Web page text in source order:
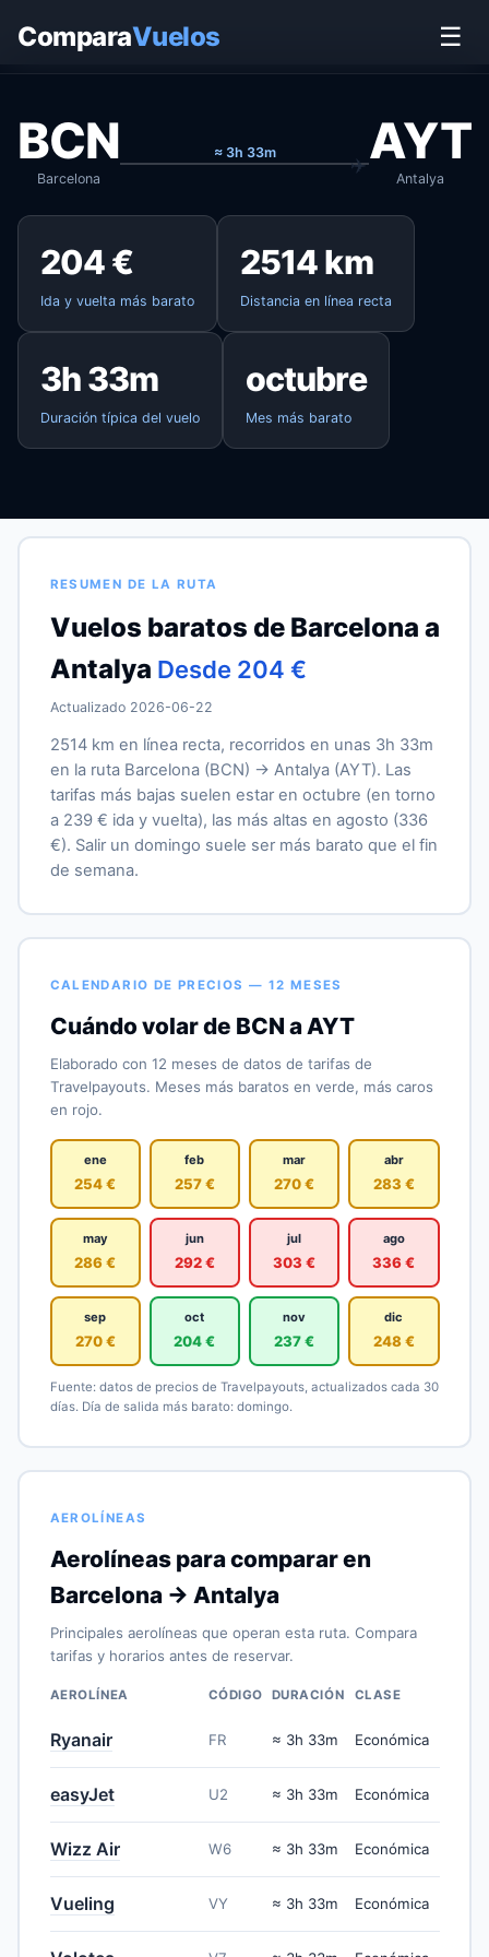
ComparaVuelos ☰
BCN
Barcelona
≈ 3h 33m AYT
Antalya
204 €
Ida y vuelta más barato
2514 km
Distancia en línea recta
3h 33m
Duración típica del vuelo
octubre
Mes más barato
RESUMEN DE LA RUTA
Vuelos baratos de Barcelona a
Antalya Desde 204 €
Actualizado 2026-06-22
2514 km en línea recta, recorridos en unas 3h 33m
en la ruta Barcelona (BCN) → Antalya (AYT). Las
tarifas más bajas suelen estar en octubre (en torno
a 239 € ida y vuelta), las más altas en agosto (336
€). Salir un domingo suele ser más barato que el fin
de semana.
CALENDARIO DE PRECIOS — 12 MESES
Cuándo volar de BCN a AYT
Elaborado con 12 meses de datos de tarifas de
Travelpayouts. Meses más baratos en verde, más caros
en rojo.
ene
254 €
feb
257 €
mar
270 €
abr
283 €
may
286 €
jun
292 €
jul
303 €
ago
336 €
sep
270 €
oct
204 €
nov
237 €
dic
248 €
Fuente: datos de precios de Travelpayouts, actualizados cada 30
días. Día de salida más barato: domingo.
AEROLÍNEAS
Aerolíneas para comparar en
Barcelona → Antalya
Principales aerolíneas que operan esta ruta. Compara
tarifas y horarios antes de reservar.
AEROLÍNEA CÓDIGO DURACIÓN CLASE
Ryanair FR ≈ 3h 33m Económica
easyJet U2 ≈ 3h 33m Económica
Wizz Air W6 ≈ 3h 33m Económica
Vueling VY ≈ 3h 33m Económica